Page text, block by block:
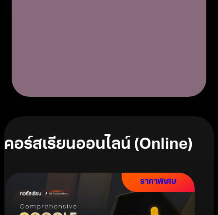
คอร์สเรียนออนไลน์ (Online)
ราคาพิเศษ